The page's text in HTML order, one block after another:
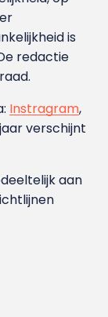
is
redactie
Instragram,
verschijnt
aan